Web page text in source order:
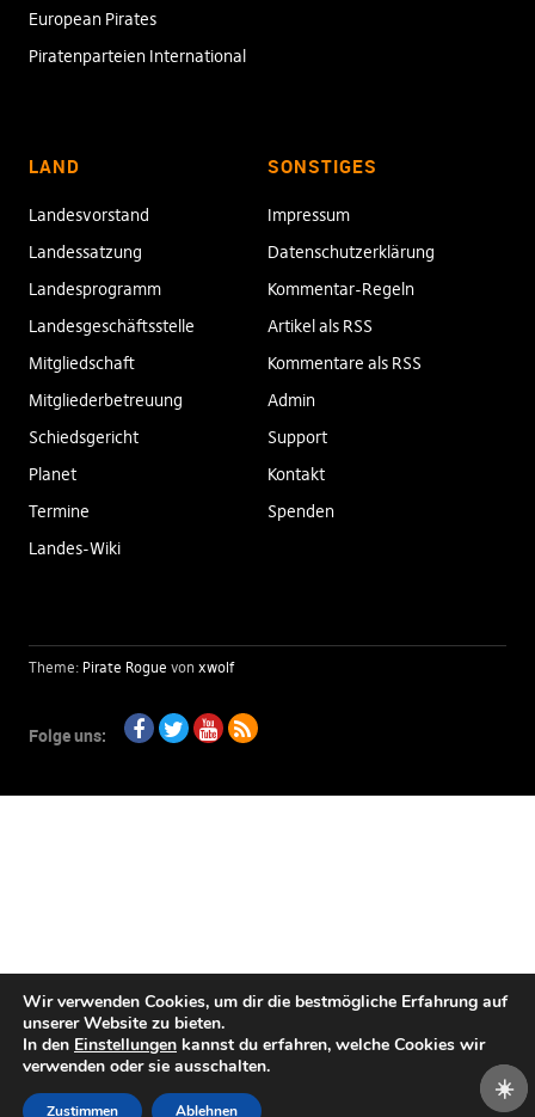
☀️
European Pirates
Piratenparteien International
LAND
Landesvorstand
Landessatzung
Landesprogramm
Landesgeschäftsstelle
Mitgliedschaft
Mitgliederbetreuung
Schiedsgericht
Planet
Termine
Landes-Wiki
SONSTIGES
Impressum
Datenschutzerklärung
Kommentar-Regeln
Artikel als RSS
Kommentare als RSS
Admin
Support
Kontakt
Spenden
Theme: Pirate Rogue von xwolf
Folge uns:
Wir verwenden Cookies, um dir die bestmögliche Erfahrung auf
unserer Website zu bieten.
In den Einstellungen kannst du erfahren, welche Cookies wir
verwenden oder sie ausschalten.
Zustimmen Ablehnen